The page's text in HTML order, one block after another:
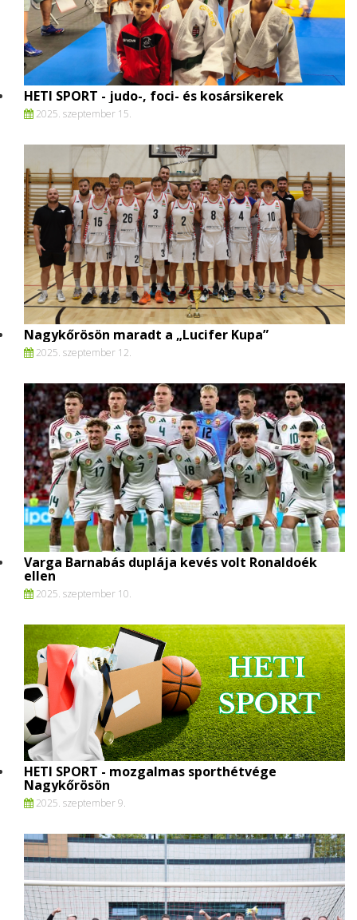
HETI SPORT - judo-, foci- és kosársikerek
2025. szeptember 15.
Nagykőrösön maradt a „Lucifer Kupa”
2025. szeptember 12.
Varga Barnabás duplája kevés volt Ronaldoék
ellen
2025. szeptember 10.
HETI SPORT - mozgalmas sporthétvége
Nagykőrösön
2025. szeptember 9.